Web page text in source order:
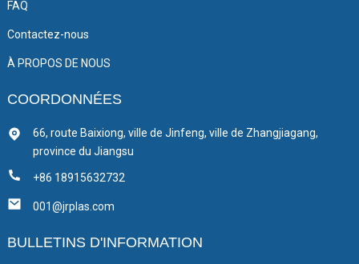
FAQ
Contactez-nous
À PROPOS DE NOUS
COORDONNÉES
66, route Baixiong, ville de Jinfeng, ville de Zhangjiagang,
province du Jiangsu
+86 18915632732
001@jrplas.com
BULLETINS D'INFORMATION